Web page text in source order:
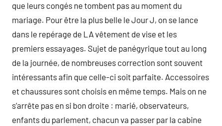
que leurs congés ne tombent pas au moment du
mariage. Pour être la plus belle le Jour J, on se lance
dans le repérage de LA vêtement de vise et les
premiers essayages. Sujet de panégyrique tout au long
de la journée, de nombreuses correction sont souvent
intéressants afin que celle-ci soit parfaite. Accessoires
et chaussures sont choisis en même temps. Mais on ne
s’arrête pas en si bon droite : marié, observateurs,
enfants du parlement, chacun va passer par la cabine